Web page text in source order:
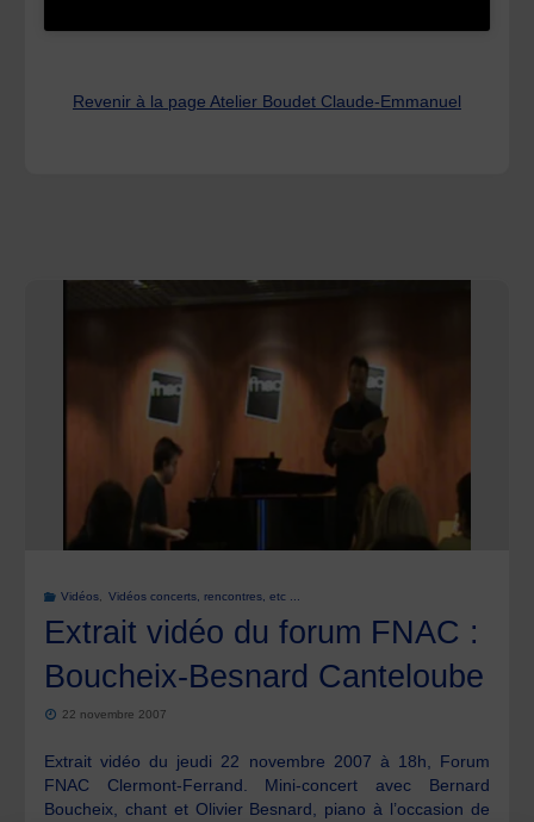
Revenir à la page Atelier Boudet Claude-Emmanuel
Vidéos Vidéos concerts, rencontres, etc ...
Extrait vidéo du forum FNAC :
Boucheix-Besnard Canteloube
22 novembre 2007
Extrait vidéo du jeudi 22 novembre 2007 à 18h, Forum
FNAC Clermont-Ferrand. Mini-concert avec Bernard
Boucheix, chant et Olivier Besnard, piano à l’occasion de